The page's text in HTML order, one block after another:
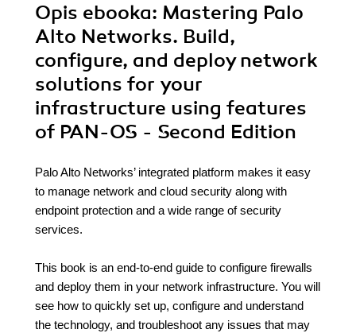
Opis ebooka: Mastering Palo
Alto Networks. Build,
configure, and deploy network
solutions for your
infrastructure using features
of PAN-OS - Second Edition
Palo Alto Networks’ integrated platform makes it easy
to manage network and cloud security along with
endpoint protection and a wide range of security
services.
This book is an end-to-end guide to configure firewalls
and deploy them in your network infrastructure. You will
see how to quickly set up, configure and understand
the technology, and troubleshoot any issues that may